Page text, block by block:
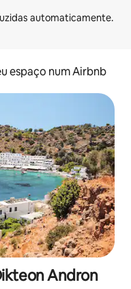
espaço num Airbnb
Andron